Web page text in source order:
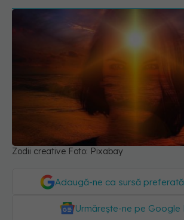
Zodii creative Foto: Pixabay
Adaugă-ne ca sursă
Urmărește-ne pe Google